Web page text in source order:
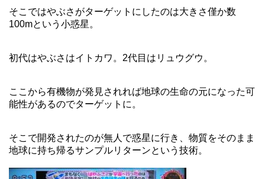
そこではやぶさがターゲットにしたのは大きさ僅か数
100mという小惑星。
初代はやぶさはイトカワ。2代目はリュウグウ。
ここから有機物が発見されれば地球の生命の元になった可
能性があるのでターゲットに。
そこで開発されたのが無人で惑星に行き、物質をそのまま
地球に持ち帰るサンプルリターンという技術。